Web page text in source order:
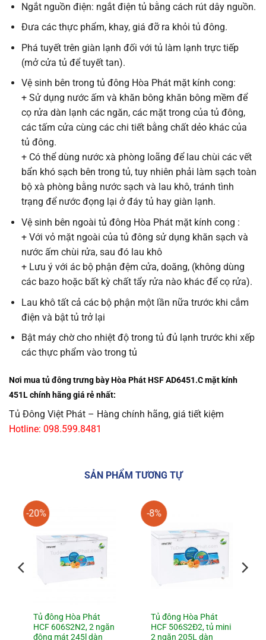
Ngắt nguồn điện: ngắt điện tủ bằng cách rút dây nguồn.
Đưa các thực phẩm, khay, giá đỡ ra khỏi tủ đông.
Phá tuyết trên giàn lạnh đối với tủ làm lạnh trực tiếp
(mở cửa tủ để tuyết tan).
Vệ sinh bên trong tủ đông Hòa Phát mặt kính cong:
+ Sử dụng nước ấm và khăn bông khăn bông mềm để
cọ rửa dàn lạnh các ngăn, các mặt trong của tủ đông,
các tấm cửa cùng các chi tiết bằng chất dẻo khác của
tủ đông.
+ Có thể dùng nước xà phòng loãng để lau chùi các vết
bẩn khó sạch bên trong tủ, tuy nhiên phải làm sạch toàn
bộ xà phòng bằng nước sạch và lau khô, tránh tình
trạng để nước đọng lại ở đáy tủ hay giàn lạnh.
Vệ sinh bên ngoài tủ đông Hòa Phát mặt kính cong :
+ Với vỏ mặt ngoài của tủ đông sử dụng khăn sạch và
nước ấm chùi rửa, sau đó lau khô
+ Lưu ý với ác bộ phận đệm cửa, doăng, (không dùng
các bazo hoặc bất kỳ chất tẩy rửa nào khác để cọ rửa).
Lau khô tất cả các bộ phận một lần nữa trước khi cắm
điện và bật tủ trở lại
Bật máy chờ cho nhiệt độ trong tủ đủ lạnh trước khi xếp
các thực phẩm vào trong tủ
Nơi mua tủ đông trưng bày Hòa Phát HSF AD6451.C mặt kính
451L chính hãng giá rẻ nhất:
Tủ Đông Việt Phát – Hàng chính hãng, giá tiết kiệm
Hotline: 098.599.8481
SẢN PHẨM TƯƠNG TỰ
-20%
Tủ đông Hòa Phát
HCF 606S2N2, 2 ngăn
đông mát 245l dàn
-8%
Tủ đông Hòa Phát
HCF 506S2Đ2, tủ mini
2 ngăn 205L dàn